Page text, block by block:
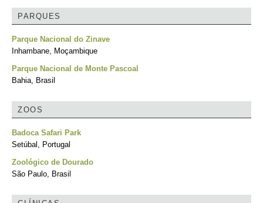
PARQUES
Parque Nacional do Zinave
Inhambane, Moçambique
Parque Nacional de Monte Pascoal
Bahia, Brasil
ZOOS
Badoca Safari Park
Setúbal, Portugal
Zoológico de Dourado
São Paulo, Brasil